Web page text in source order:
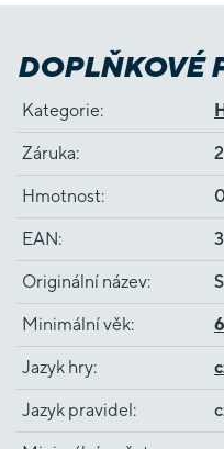
DOPLŇKOVÉ
Kategorie:
Záruka: 2
Hmotnost:
EAN:
Originální název:
Minimální věk: 6
Jazyk hry:
Jazyk pravidel: